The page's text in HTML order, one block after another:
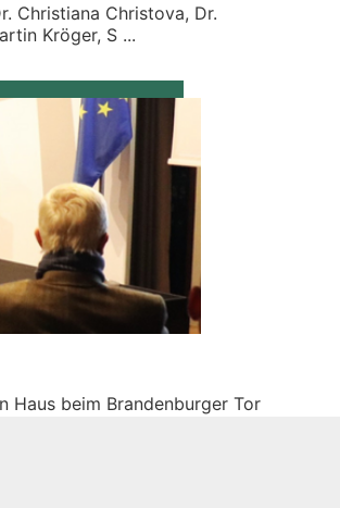
Christiana Christova, Dr.
Kröger, S ...
Haus beim Brandenburger Tor